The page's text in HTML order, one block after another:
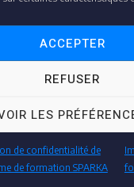
ACCEPTER
REFUSER
LES
de confidentialité de
de formation SPARKA
dédié pour vos contrôles et
AUDITEUR